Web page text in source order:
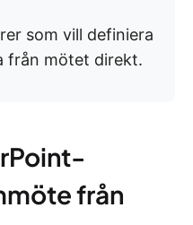
som vill definiera
från mötet direkt.
från